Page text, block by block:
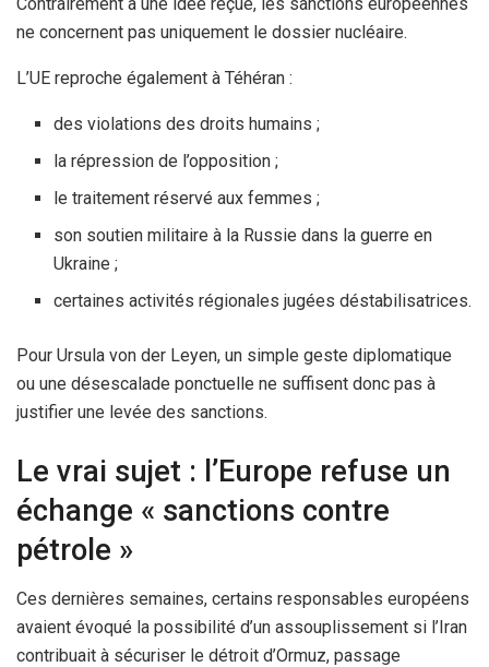
Contrairement à une idée reçue, les sanctions européennes
ne concernent pas uniquement le dossier nucléaire.
L’UE reproche également à Téhéran :
des violations des droits humains ;
la répression de l’opposition ;
le traitement réservé aux femmes ;
son soutien militaire à la Russie dans la guerre en
Ukraine ;
certaines activités régionales jugées déstabilisatrices.
Pour Ursula von der Leyen, un simple geste diplomatique
ou une désescalade ponctuelle ne suffisent donc pas à
justifier une levée des sanctions.
Le vrai sujet : l’Europe refuse un
échange « sanctions contre
pétrole »
Ces dernières semaines, certains responsables européens
avaient évoqué la possibilité d’un assouplissement si l’Iran
contribuait à sécuriser le détroit d’Ormuz, passage